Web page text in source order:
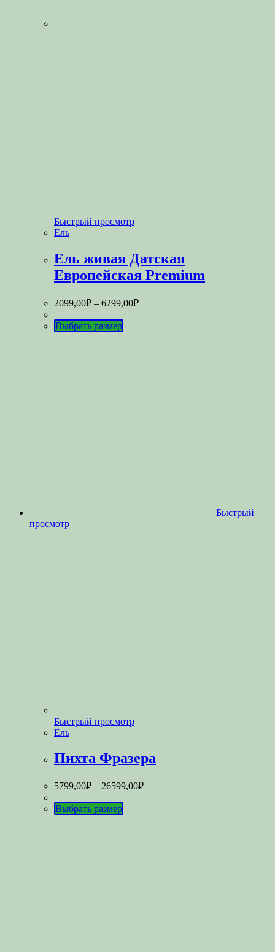
Быстрый просмотр
Ель
Ель живая Датская
Европейская Premium
2099,00₽ – 6299,00₽
Выбрать размер
Быстрый
просмотр
Быстрый просмотр
Ель
Пихта Фразера
5799,00₽ – 26599,00₽
Выбрать размер